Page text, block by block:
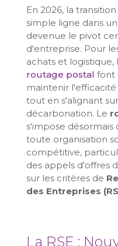
En 2026, la
simple ligne dans
devenue le pivot
d'entreprise. Pour
achats et logistique,
routage postal font
maintenir
tout en s'alignant
décarbonation. Le
s'impose
toute organisation
compétitive,
des appels d'offres
sur les critères de
des Entreprises
La RSE :